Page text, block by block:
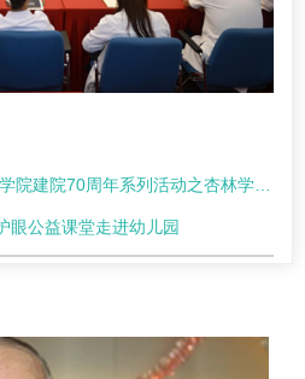
周年系列活动之杏林学堂中层干部管理培训会成功举办
眼公益课堂走进幼儿园